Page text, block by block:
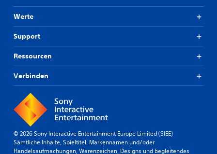
Werte
Support
Ressourcen
Verbinden
© 2026 Sony Interactive Entertainment Europe Limited (SIEE)
Sämtliche Inhalte, Spieltitel, Markennamen und/oder
Handelsaufmachungen, Warenzeichen, Designs und begleitendes